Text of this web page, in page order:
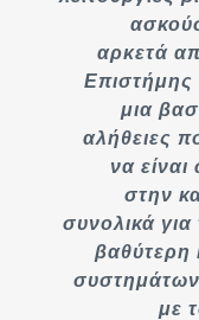
αρκετά
Επιστήμης
μια
αλήθειες
να
στην
συνολικά
βαθύτερη
με